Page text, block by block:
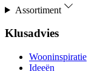
Assortiment
Klusadvies
Wooninspiratie
Ideeën